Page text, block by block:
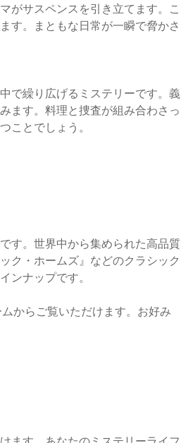
がサスペンスを引き立てます。こ
す。まともな日常が一瞬で脅かさ
で繰り広げるミステリーです。義
ます。料理と捜査が組み合わさっ
ことでしょう。
す。世界中から集められた高品質
ク・ホームズ』などのクラシック
ンナップです。
からご覧いただけます。お好み